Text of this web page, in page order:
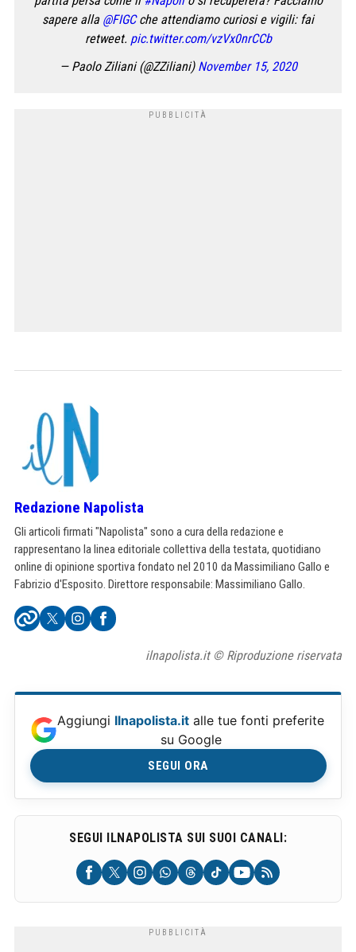
sapere alla @FIGCche attendiamo curiosi e vigili: fai
retweet. pic.twitter.com/vzVx0nrCCb
— Paolo Ziliani (@ZZiliani) November 15, 2020
Redazione Napolista
Gli articoli firmati "Napolista" sono a cura della redazione e
rappresentano la linea editoriale collettiva della testata, quotidiano
online di opinione sportiva fondato nel 2010 da Massimiliano Gallo e
Fabrizio d'Esposito. Direttore responsabile: Massimiliano Gallo.
ilnapolista.it © Riproduzione riservata
Aggiungi Ilnapolista.it alle tue fonti preferite
su Google
SEGUI ORA
SEGUI ILNAPOLISTA SUI SUOI CANALI: